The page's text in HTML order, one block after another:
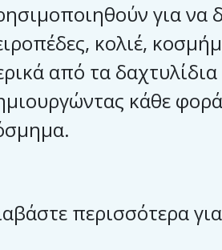
για να
κολιέ,
από τα
κάθε
περισσότερα